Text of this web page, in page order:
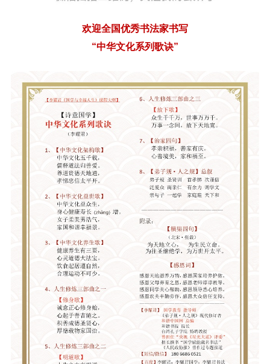
欢迎全国优秀书法家书写
“中华文化系列歌诀”